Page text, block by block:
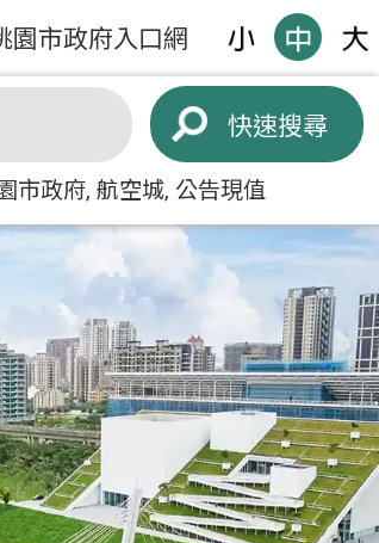
園市政府入口網
搜尋
市政府 航空城 公告現值